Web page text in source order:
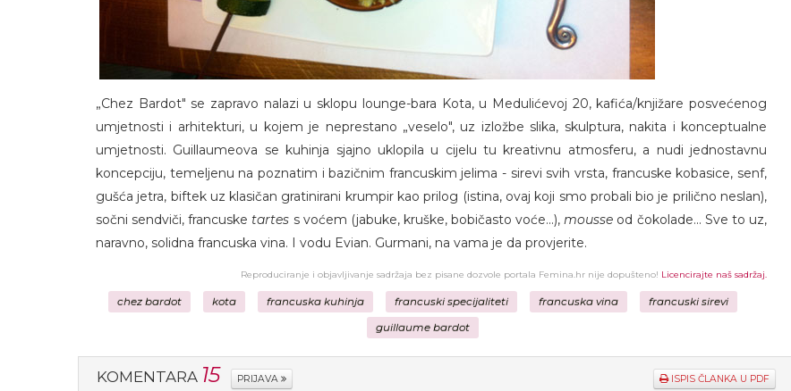
„Chez Bardot" se zapravo nalazi u sklopu lounge-bara Kota, u Medulićevoj 20, kafića/knjižare posvećenog
umjetnosti i arhitekturi, u kojem je neprestano „veselo", uz izložbe slika, skulptura, nakita i konceptualne
umjetnosti. Guillaumeova se kuhinja sjajno uklopila u cijelu tu kreativnu atmosferu, a nudi jednostavnu
koncepciju, temeljenu na poznatim i bazičnim francuskim jelima - sirevi svih vrsta, francuske kobasice, senf,
gušća jetra, biftek uz klasičan gratinirani krumpir kao prilog (istina, ovaj koji smo probali bio je prilično neslan),
sočni sendviči, francuske tartes s voćem (jabuke, kruške, bobičasto voće...),mousse od čokolade... Sve to uz,
naravno, solidna francuska vina. I vodu Evian. Gurmani, na vama je da provjerite.
Reproduciranje i objavljivanje sadržaja bez pisane dozvole portala Femina.hr nije dopušteno! Licencirajte naš sadržaj.
chez bardot kota francuska kuhinja francuski specijaliteti francuska vina francuski sirevi
guillaume bardot
KOMENTARA 15 PRIJAVA ISPIS ČLANKA U PDF